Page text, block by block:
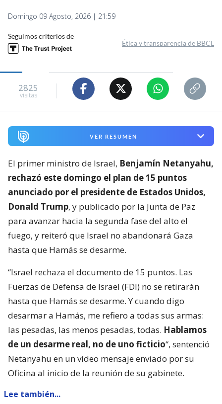
Domingo 09 Agosto, 2026 | 21:59
Seguimos criterios de
Ética y transparencia de BBCL
2825
visitas
VER RESUMEN
El primer ministro de Israel, Benjamín Netanyahu,
rechazó este domingo el plan de 15 puntos
anunciado por el presidente de Estados Unidos,
Donald Trump, y publicado por la Junta de Paz
para avanzar hacia la segunda fase del alto el
fuego, y reiteró que Israel no abandonará Gaza
hasta que Hamás se desarme.
“Israel rechaza el documento de 15 puntos. Las
Fuerzas de Defensa de Israel (FDI) no se retirarán
hasta que Hamás se desarme. Y cuando digo
desarmar a Hamás, me refiero a todas sus armas:
las pesadas, las menos pesadas, todas. Hablamos
de un desarme real, no de uno ficticio“, sentenció
Netanyahu en un vídeo mensaje enviado por su
Oficina al inicio de la reunión de su gabinete.
Lee también...